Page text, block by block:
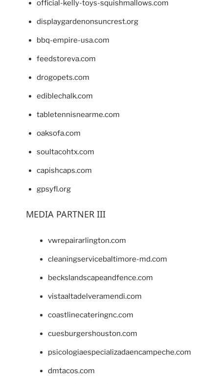
official-kelly-toys-squishmallows.com
displaygardenonsuncrest.org
bbq-empire-usa.com
feedstoreva.com
drogopets.com
ediblechalk.com
tabletennisnearme.com
oaksofa.com
soultacohtx.com
capishcaps.com
gpsyfl.org
MEDIA PARTNER III
vwrepairarlington.com
cleaningservicebaltimore-md.com
beckslandscapeandfence.com
vistaaltadelveramendi.com
coastlinecateringnc.com
cuesburgershouston.com
psicologiaespecializadaencampeche.com
dmtacos.com